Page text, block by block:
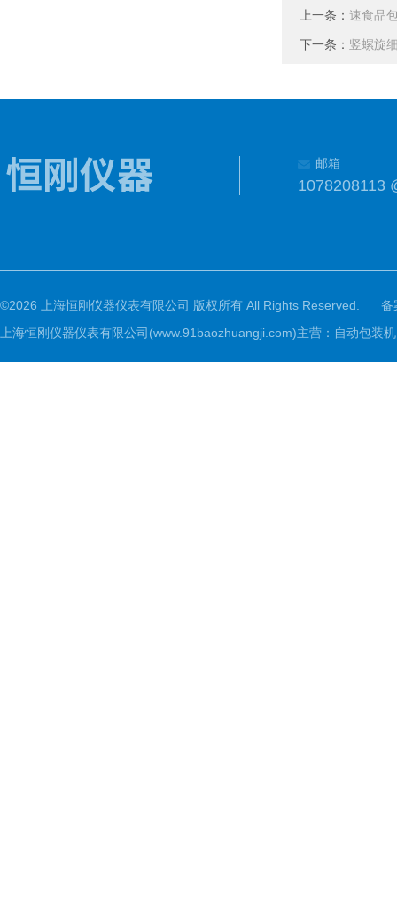
上一条： 速食品
下一条： 竖螺旋
邮箱
1078208113
©2026 上海恒刚仪器仪表有限公司 版权所有 All Rights Reserved.
备
上海恒刚仪器仪表有限公司(www.91baozhuangji.com)主营：自动包